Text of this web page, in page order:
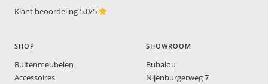
Klant beoordeling 5.0/5
SHOP
Buitenmeubelen
Accessoires
SHOWROOM
Bubalou
Nijenburgerweg 7